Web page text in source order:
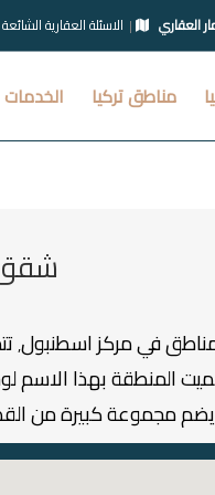
الاسئلة العقارية الشائعة العقاري
مناطق تركيا الخدمات
شقق
من القطع الأثرية والكنوز